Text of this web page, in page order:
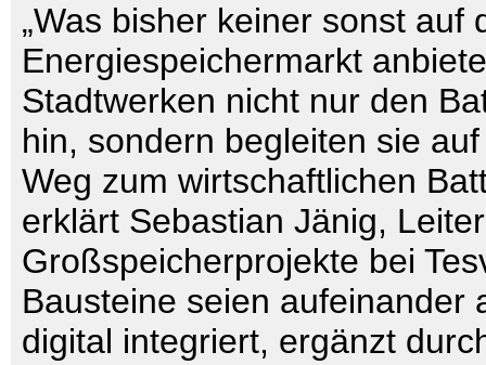
„Was bisher keiner sonst auf
Energiespeichermarkt
Stadtwerken nicht nur den
hin, sondern begleiten sie
Weg zum wirtschaftlichen
erklärt Sebastian Jänig,
Großspeicherprojekte bei
Bausteine seien aufeinander
digital integriert, ergänzt